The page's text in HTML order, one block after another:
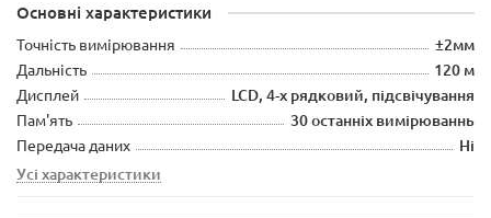
Основні характеристики
Точність вимірювання ±2мм
Дальність 120 м
Дисплей LCD, 4-х рядковий, підсвічування
Пам'ять 30 останніх вимірюваннь
Передача даних
Ні
Усі характеристики